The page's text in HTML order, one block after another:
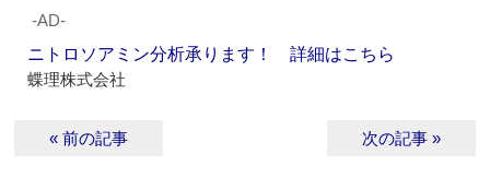
‐AD‐
ニトロソアミン分析承ります！ 詳細はこちら
蝶理株式会社
« 前の記事 次の記事 »